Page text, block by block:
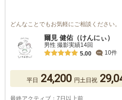
どんなことでもお気軽にご相談ください。
爾見 健佑（けんにぃ）
男性 撮影実績14回
5.00
10件
平日 24,200 円土日祝